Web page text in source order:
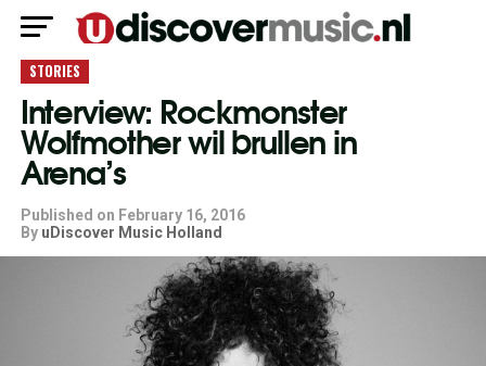
STORIES
Interview: Rockmonster
Wolfmother wil brullen in
Arena’s
Published on February 16, 2016
By uDiscover Music Holland